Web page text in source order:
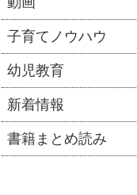
子育てノウハウ
幼児教育
新着情報
書籍まとめ読み